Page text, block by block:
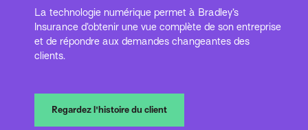
La technologie numérique permet à Bradley’s
Insurance d’obtenir une vue complète de son entreprise
et de répondre aux demandes changeantes des
clients.
Regardez l'histoire du client